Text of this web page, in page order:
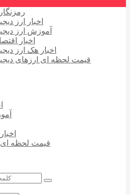
رمزنگار 24
اخبار ارز
آموزش ارز
اخبار
اخبار هک ارز
قیمت لحظه ای ارزهای
قیمت لحظه ای